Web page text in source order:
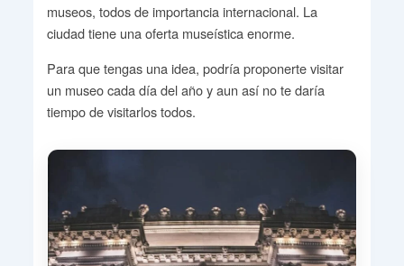
museos, todos de importancia internacional. La
ciudad tiene una oferta museística enorme.
Para que tengas una idea, podría proponerte visitar
un museo cada día del año y aun así no te daría
tiempo de visitarlos todos.